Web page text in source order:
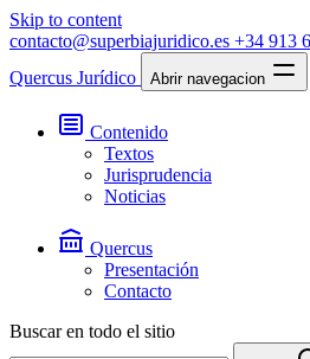
Skip to content
contacto@superbiajuridico.es +34 913
Quercus Jurídico
Abrir navegacion
Contenido
Textos
Jurisprudencia
Noticias
Quercus
Presentación
Contacto
Buscar en todo el sitio